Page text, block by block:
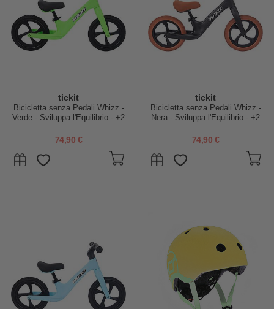
tickit
Bicicletta senza Pedali Whizz -
Verde - Sviluppa l'Equilibrio - +2
74,90 €
tickit
Bicicletta senza Pedali Whizz -
Nera - Sviluppa l'Equilibrio - +2
74,90 €